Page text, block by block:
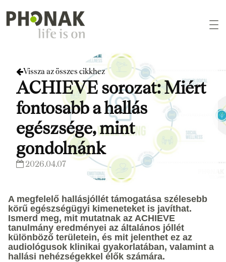
Vissza az összes cikkhez
ACHIEVE sorozat: Miért
fontosabb a hallás
egészsége, mint
gondolnánk
2026.04.07
A megfelelő hallásjóllét támogatása szélesebb
körű egészségügyi kimeneteket is javíthat.
Ismerd meg, mit mutatnak az ACHIEVE
tanulmány eredményei az általános jóllét
különböző területein, és mit jelenthet ez az
audiológusok klinikai gyakorlatában, valamint a
hallási nehézségekkel élők számára.